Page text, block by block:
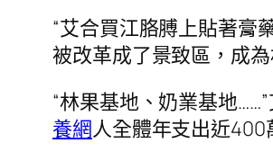
“艾合買江胳膊上貼著膏
被改革成了景致區，成
“林果基地、奶業基地
養網人全體年支出近400